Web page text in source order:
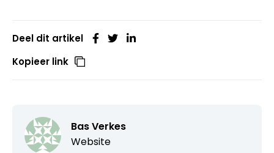
Deel dit artikel
Kopieer link
Bas Verkes
Website